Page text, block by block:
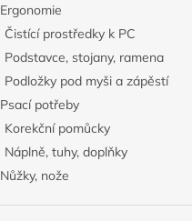
Ergonomie
Čistící prostředky k PC
Podstavce, stojany, ramena
Podložky pod myši a zápěstí
Psací potřeby
Korekční pomůcky
Náplně, tuhy, doplňky
Nůžky, nože